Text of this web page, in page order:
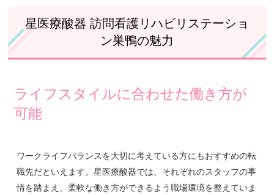
星医療酸器 訪問看護リハビリステーショ
ン巣鴨の魅力
ライフスタイルに合わせた働き方が
可能
ワークライフバランスを大切に考えている方にもおすすめの転
職先だといえます。星医療酸器では、それぞれのスタッフの事
情を踏まえ、柔軟な働き方ができるよう職場環境を整えていま